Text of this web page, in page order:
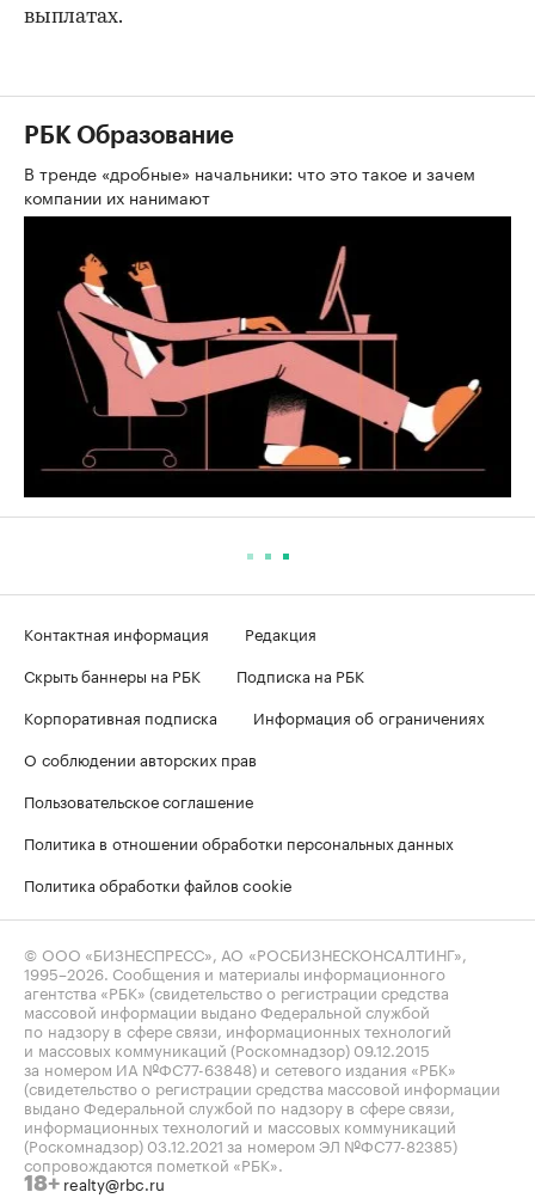
выплатах.
РБК Образование
В тренде «дробные» начальники: что это такое и зачем
компании их нанимают
Контактная информация
Редакция
Скрыть баннеры на РБК
Подписка на РБК
Корпоративная подписка
Информация об ограничениях
О соблюдении авторских прав
Пользовательское соглашение
Политика в отношении обработки персональных данных
Политика обработки файлов cookie
© ООО «БИЗНЕСПРЕСС», АО «РОСБИЗНЕСКОНСАЛТИНГ»,
1995–2026. Сообщения и материалы информационного
агентства «РБК» (свидетельство о регистрации средства
массовой информации выдано Федеральной службой
по надзору в сфере связи, информационных технологий
и массовых коммуникаций (Роскомнадзор) 09.12.2015
за номером ИА №ФС77-63848) и сетевого издания «РБК»
(свидетельство о регистрации средства массовой информации
выдано Федеральной службой по надзору в сфере связи,
информационных технологий и массовых коммуникаций
(Роскомнадзор) 03.12.2021 за номером ЭЛ №ФС77-82385)
сопровождаются пометкой «РБК».
18+ realty@rbc.ru